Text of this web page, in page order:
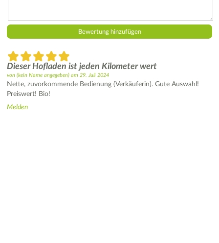
Dieser Hofladen ist jeden Kilometer wert
von (kein Name angegeben) am 29. Juli 2024
Nette, zuvorkommende Bedienung (Verkäuferin). Gute Auswahl!
Preiswert! Bio!
Melden